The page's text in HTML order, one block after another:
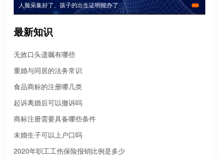
人脸采集好了、孩子的出生证明能办了
最新知识
无效口头遗嘱有哪些
重婚与同居的法务常识
食品商标的注册哪几类
起诉离婚后可以撤诉吗
商标注册需要具备哪些条件
未婚生子可以上户口吗
2020年职工工伤保险报销比例是多少
微信转账凭证能证明存在借款关系吗？
出借人只提供微信转账凭证，只能证明双方的借贷关系生效，但是
不能证明双方存在借款关系。
等问题实现作出约定，以免将来离婚或一方死亡是产生争议。